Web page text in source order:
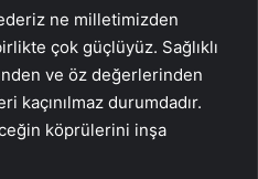
ne milletimizden
çok güçlüyüz. Sağlıklı
ve öz değerlerinden
kaçınılmaz durumdadır.
köprülerini inşa